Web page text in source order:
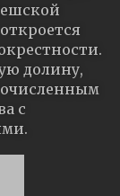
долину,
с